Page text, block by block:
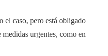
el caso, pero está obligado
urgentes, como en